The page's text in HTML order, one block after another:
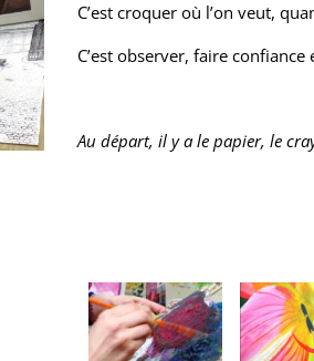
C’est croquer où l’on veut,
C’est observer, faire
Au départ, il y a le papier, le